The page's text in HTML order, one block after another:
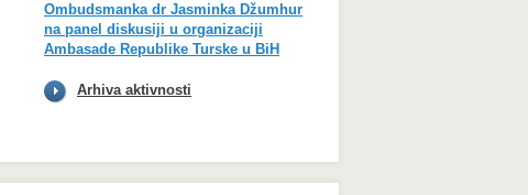
Ombudsmanka dr Jasminka Džumhur
na panel diskusiji u organizaciji
Ambasade Republike Turske u BiH
Arhiva aktivnosti